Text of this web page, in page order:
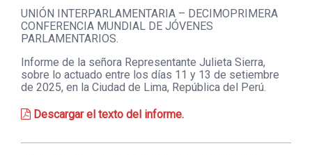
UNIÓN INTERPARLAMENTARIA – DECIMOPRIMERA
CONFERENCIA MUNDIAL DE JÓVENES
PARLAMENTARIOS.
Informe de la señora Representante Julieta Sierra,
sobre lo actuado entre los días 11 y 13 de setiembre
de 2025, en la Ciudad de Lima, República del Perú.
Descargar el texto del informe.